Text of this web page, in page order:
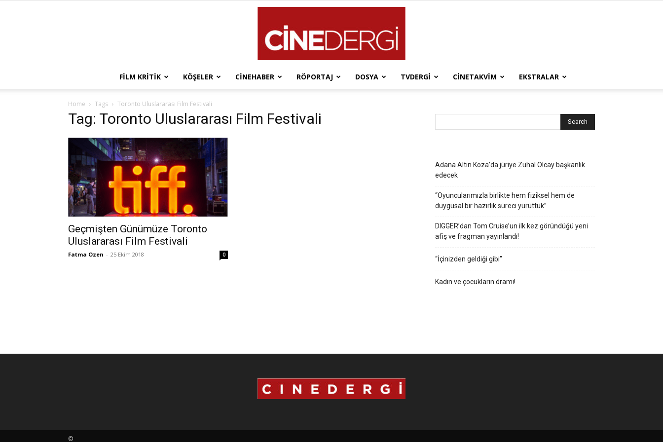
FILM KRITIK KÖŞELER CINEHABER RÖPORTAJ DOSYA TVDERGI CINETAKVIM EKSTRALAR
Home Tags Toronto Uluslararası Film Festivali
Tag: Toronto Uluslararası Film Festivali
Geçmişten Günümüze Toronto
Uluslararası Film Festivali
Fatma Ozen - 25 Ekim 2018 0
Adana Altın Koza’da jüriye Zuhal Olcay başkanlık
edecek
“Oyuncularımızla birlikte hem fiziksel hem de
duygusal bir hazırlık süreci yürüttük”
DIGGER’dan Tom Cruise’un ilk kez göründüğü yeni
afiş ve fragman yayınlandı!
“İçinizden geldiği gibi”
Kadın ve çocukların dramı!
©